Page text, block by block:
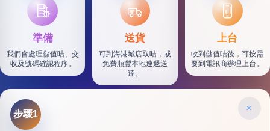
準備
我們會處理儲值咭、交
收及號碼確認程序。
SF
送貨
可到海港城店取咭，或
免費順豐本地速遞送
達。
上台
收到儲值咭後，可按需
要到電訊商辦理上台。
×
步驟1